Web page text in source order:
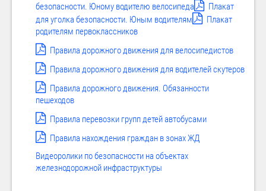
безопасности. Юному водителю велосипеда
Плакат
для уголка безопасности. Юным водителям
Плакат
родителям первоклассников
Правила дорожного движения для велосипедистов
Правила дорожного движения для водителей скутеров
Правила дорожного движения. Обязанности
пешеходов
Правила перевозки групп детей автобусами
Правила нахождения граждан в зонах ЖД
Видеоролики по безопасности на объектах
железнодорожной инфраструктуры